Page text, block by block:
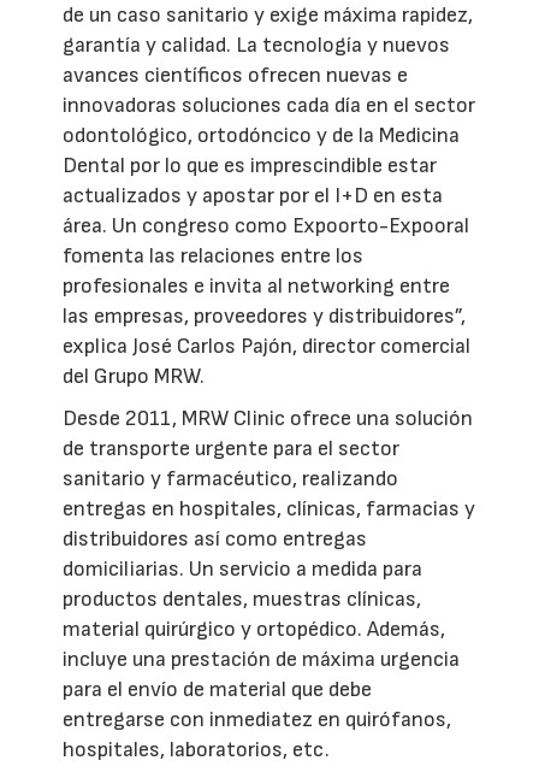
de un caso sanitario y exige máxima rapidez,
garantía y calidad. La tecnología y nuevos
avances científicos ofrecen nuevas e
innovadoras soluciones cada día en el sector
odontológico, ortodóncico y de la Medicina
Dental por lo que es imprescindible estar
actualizados y apostar por el I+D en esta
área. Un congreso como Expoorto-Expooral
fomenta las relaciones entre los
profesionales e invita al networking entre
las empresas, proveedores y distribuidores”,
explica José Carlos Pajón, director comercial
del Grupo MRW.
Desde 2011, MRW Clinic ofrece una solución
de transporte urgente para el sector
sanitario y farmacéutico, realizando
entregas en hospitales, clínicas, farmacias y
distribuidores así como entregas
domiciliarias. Un servicio a medida para
productos dentales, muestras clínicas,
material quirúrgico y ortopédico. Además,
incluye una prestación de máxima urgencia
para el envío de material que debe
entregarse con inmediatez en quirófanos,
hospitales, laboratorios, etc.